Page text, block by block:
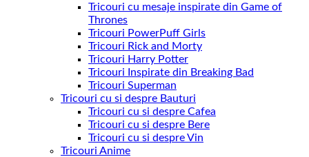
Tricouri cu mesaje inspirate din Game of
Thrones
Tricouri PowerPuff Girls
Tricouri Rick and Morty
Tricouri Harry Potter
Tricouri Inspirate din Breaking Bad
Tricouri Superman
Tricouri cu si despre Bauturi
Tricouri cu si despre Cafea
Tricouri cu si despre Bere
Tricouri cu si despre Vin
Tricouri Anime